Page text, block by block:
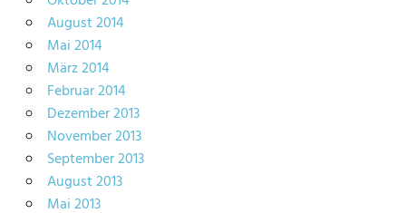
August 2014
Mai 2014
März 2014
Februar 2014
Dezember 2013
November 2013
September 2013
August 2013
Mai 2013